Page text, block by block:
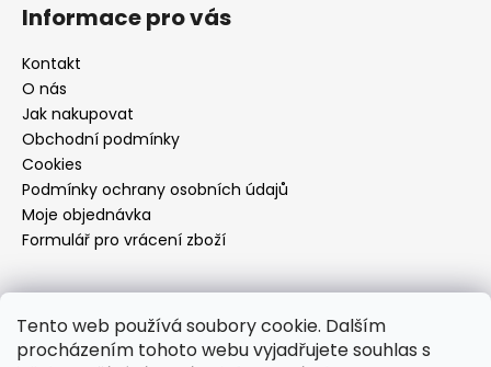
Tento web používá soubory cookie. Dalším
procházením tohoto webu vyjadřujete souhlas s
Informace pro vás
Kontakt
O nás
Jak nakupovat
Obchodní podmínky
Cookies
Podmínky ochrany osobních údajů
Moje objednávka
Formulář pro vrácení zboží
Přijímáme online platby